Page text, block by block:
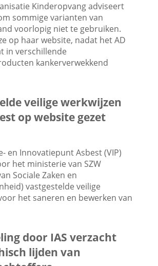
Kinderopvang adviseert
sommige varianten van
voorlopig niet te gebruiken.
op haar website, nadat het AD
in verschillende
kankerverwekkend
veilige werkwijzen
op website gezet
en Innovatiepunt Asbest (VIP)
het ministerie van SZW
Sociale Zaken en
vastgestelde veilige
het saneren en bewerken van
door IAS verzacht
lijden van